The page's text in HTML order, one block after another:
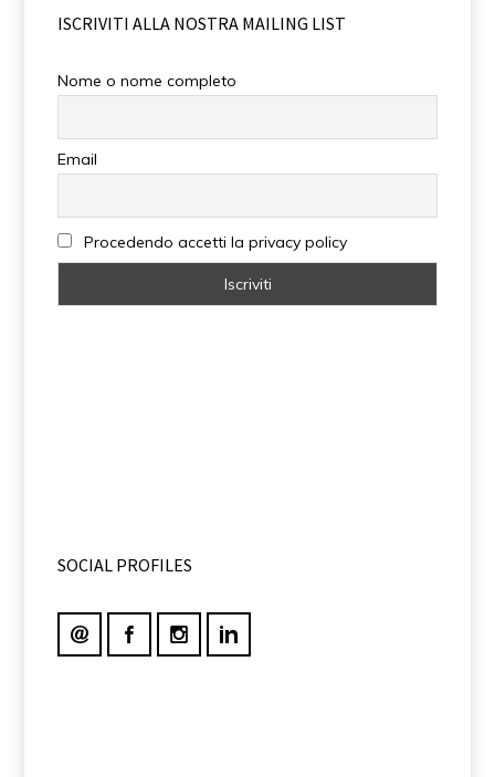
ISCRIVITI ALLA NOSTRA MAILING LIST
Nome o nome completo
Email
Procedendo accetti la privacy policy
SOCIAL PROFILES